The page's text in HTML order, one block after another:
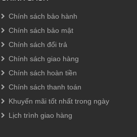
Chính sách bảo hành
Chính sách bảo mật
Chính sách đổi trả
Chính sách giao hàng
Chính sách hoàn tiền
Chính sách thanh toán
Khuyến mãi tốt nhất trong ngày
Lịch trình giao hàng